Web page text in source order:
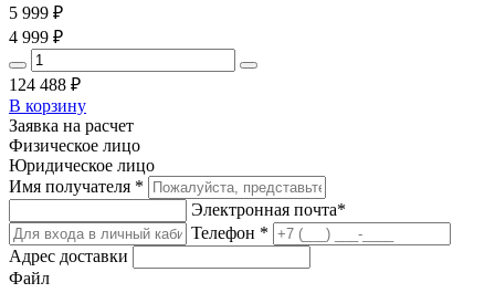
5 999 ₽
4 999 ₽
124 488 ₽
В корзину
Заявка на расчет
Физическое лицо
Юридическое лицо
Имя получателя *
Электронная почта*
Телефон *
Адрес доставки
Файл